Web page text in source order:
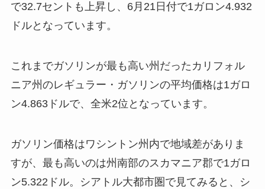
で32.7セントも上昇し、6月21日付で1ガロン4.932
ドルとなっています。
これまでガソリンが最も高い州だったカリフォル
ニア州のレギュラー・ガソリンの平均価格は1ガロ
ン4.863ドルで、全米2位となっています。
ガソリン価格はワシントン州内で地域差がありま
すが、最も高いのは州南部のスカマニア郡で1ガロ
ン5.322ドル。シアトル大都市圏で見てみると、シ